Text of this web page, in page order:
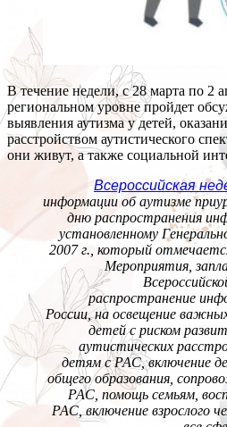
В течение недели, с 28 марта по 2
региональном уровне пройдет
выявления аутизма у детей,
расстройством аутистического
они живут, а также социальной
Всероссийская
информации об аутизме
дню распространения
установленному
2007 г., который
Мероприятия,
распространение
России, на освещение
детей с риском
аутистических
детям с РАС, включение
общего образования,
РАС, помощь семьям,
РАС, включение взрослого